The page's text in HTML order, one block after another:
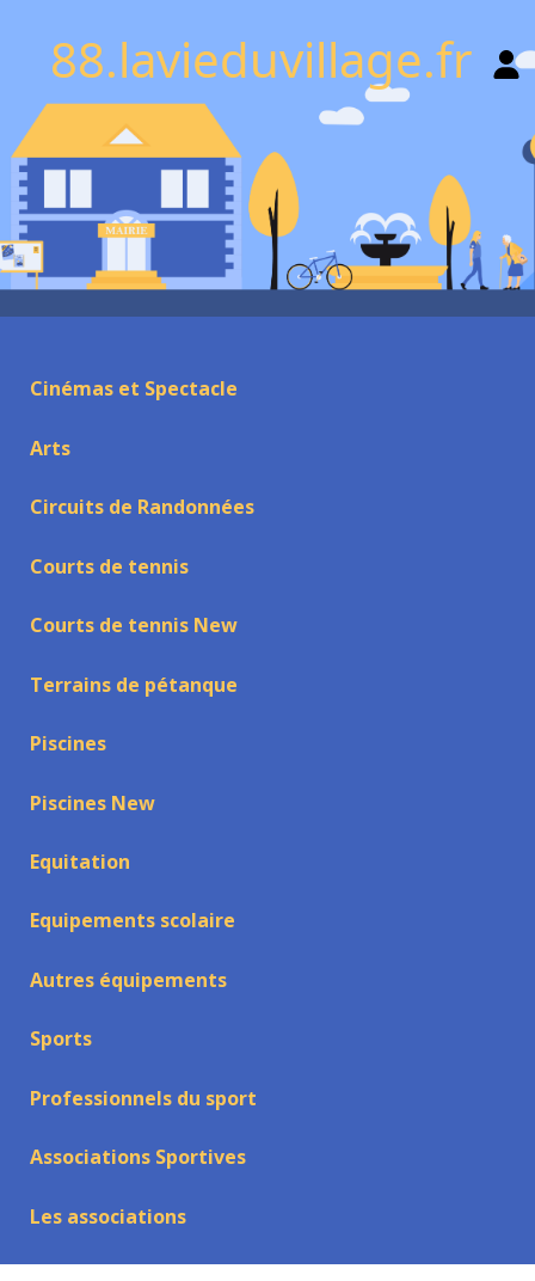
88.lavieduvillage.fr
Cinémas et Spectacle
Arts
Circuits de Randonnées
Courts de tennis
Courts de tennis New
Terrains de pétanque
Piscines
Piscines New
Equitation
Equipements scolaire
Autres équipements
Sports
Professionnels du sport
Associations Sportives
Les associations